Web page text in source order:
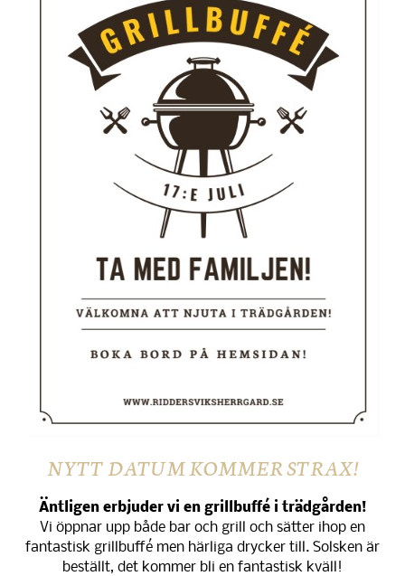
NYTT DATUM KOMMER STRAX!
Äntligen erbjuder vi en grillbuffé i trädgården!
Vi öppnar upp både bar och grill och sätter ihop en
fantastisk grillbuffé men härliga drycker till. Solsken är
beställt, det kommer bli en fantastisk kväll!